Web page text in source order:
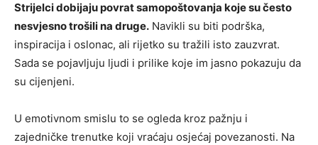
Strijelci dobijaju povrat samopoštovanja koje su često
nesvjesno trošili na druge. Navikli su biti podrška,
inspiracija i oslonac, ali rijetko su tražili isto zauzvrat.
Sada se pojavljuju ljudi i prilike koje im jasno pokazuju da
su cijenjeni.
U emotivnom smislu to se ogleda kroz pažnju i
zajedničke trenutke koji vraćaju osjećaj povezanosti. Na